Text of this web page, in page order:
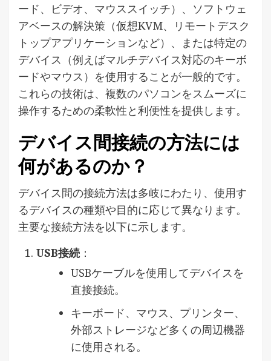
ード、ビデオ、マウススイッチ）、ソフトウェ
アベースの解決策（仮想KVM、リモートデスク
トップアプリケーションなど）、または特定の
デバイス（例えばマルチデバイス対応のキーボ
ードやマウス）を使用することが一般的です。
これらの技術は、複数のパソコンをスムーズに
操作するための柔軟性と利便性を提供します。
デバイス間接続の方法には
何があるのか？
デバイス間の接続方法は多岐にわたり、使用す
るデバイスの種類や目的に応じて異なります。
主要な接続方法を以下に示します。
USB接続 ：
USBケーブルを使用してデバイスを
直接接続。
キーボード、マウス、プリンター、
外部ストレージなど多くの周辺機器
に使用される。